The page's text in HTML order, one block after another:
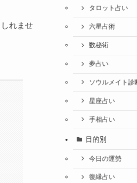
れませ
タロット占い
六星占術
数秘術
夢占い
ソウルメイト診
星座占い
手相占い
目的別
今日の運勢
復縁占い